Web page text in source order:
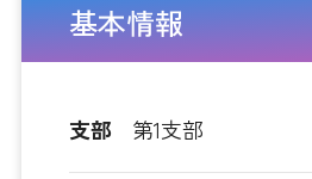
基本情報
支部 第1支部